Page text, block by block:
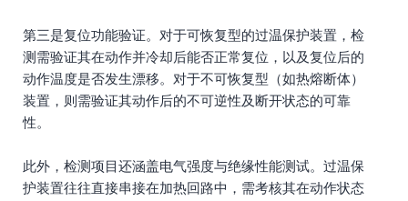
第三是复位功能验证。对于可恢复型的过温保护装置，检
测需验证其在动作并冷却后能否正常复位，以及复位后的
动作温度是否发生漂移。对于不可恢复型（如热熔断体）
装置，则需验证其动作后的不可逆性及断开状态的可靠
性。
此外，检测项目还涵盖电气强度与绝缘性能测试。过温保
护装置往往直接串接在加热回路中，需考核其在动作状态